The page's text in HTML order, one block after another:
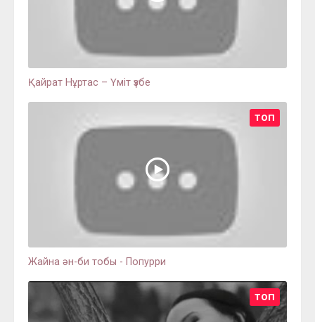
Қайрат Нұртас – Үміт үзбе
ТОП
Жайна ән-би тобы - Попурри
ТОП